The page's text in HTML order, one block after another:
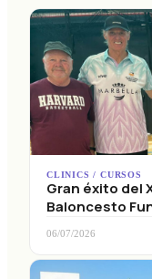
CLINICS / CURSOS
Gran éxito del
Baloncesto
06/07/2026